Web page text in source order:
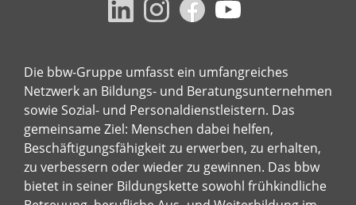
Die bbw-Gruppe umfasst ein umfangreiches
Netzwerk an Bildungs- und Beratungsunternehmen
sowie Sozial- und Personaldienstleistern. Das
gemeinsame Ziel: Menschen dabei helfen,
Beschäftigungsfähigkeit zu erwerben, zu erhalten,
zu verbessern oder wieder zu gewinnen. Das bbw
bietet in seiner Bildungskette sowohl frühkindliche